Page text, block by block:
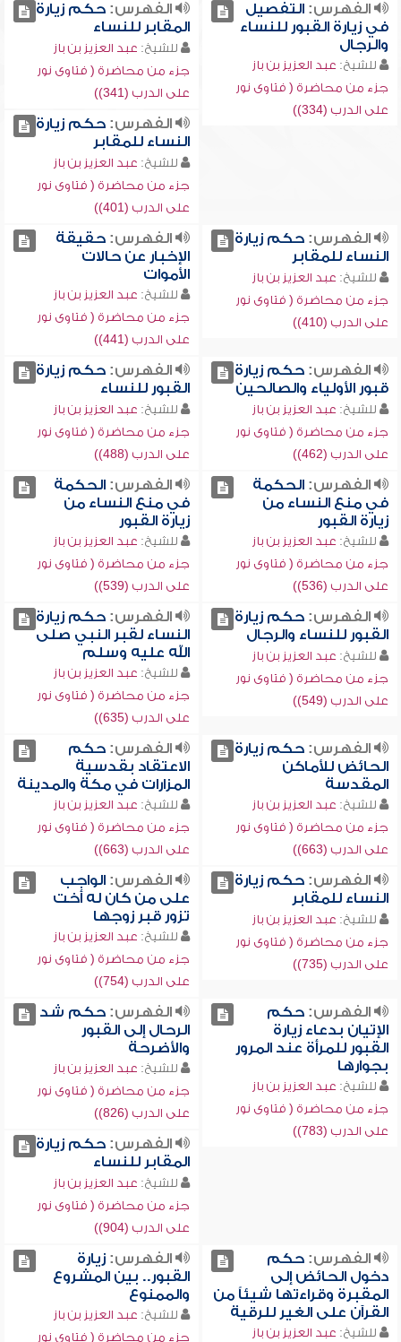
الفهرس:التفصيل
في زيارة القبور للنساء
والرجال
للشيخ: عبد العزيز بن باز
جزء من محاضرة ( فتاوى نور
على الدرب (334))
الفهرس:حكم زيارة
المقابر للنساء
للشيخ: عبد العزيز بن باز
جزء من محاضرة ( فتاوى نور
على الدرب (341))
الفهرس:حكم زيارة
النساء للمقابر
للشيخ: عبد العزيز بن باز
جزء من محاضرة ( فتاوى نور
على الدرب (401))
الفهرس:حكم زيارة
النساء للمقابر
للشيخ: عبد العزيز بن باز
جزء من محاضرة ( فتاوى نور
على الدرب (410))
الفهرس:حقيقة
الإخبار عن حالات
الأموات
للشيخ: عبد العزيز بن باز
جزء من محاضرة ( فتاوى نور
على الدرب (441))
الفهرس:حكم زيارة
قبور الأولياء والصالحين
للشيخ: عبد العزيز بن باز
جزء من محاضرة ( فتاوى نور
على الدرب (462))
الفهرس:حكم زيارة
القبور للنساء
للشيخ: عبد العزيز بن باز
جزء من محاضرة ( فتاوى نور
على الدرب (488))
الفهرس:الحكمة
في منع النساء من
زيارة القبور
للشيخ: عبد العزيز بن باز
جزء من محاضرة ( فتاوى نور
على الدرب (536))
الفهرس:الحكمة
في منع النساء من
زيارة القبور
للشيخ: عبد العزيز بن باز
جزء من محاضرة ( فتاوى نور
على الدرب (539))
الفهرس:حكم زيارة
القبور للنساء والرجال
للشيخ: عبد العزيز بن باز
جزء من محاضرة ( فتاوى نور
على الدرب (549))
الفهرس:حكم زيارة
النساء لقبر النبي صلى
الله عليه وسلم
للشيخ: عبد العزيز بن باز
جزء من محاضرة ( فتاوى نور
على الدرب (635))
الفهرس:حكم زيارة
الحائض للأماكن
المقدسة
للشيخ: عبد العزيز بن باز
جزء من محاضرة ( فتاوى نور
على الدرب (663))
الفهرس:حكم
الاعتقاد بقدسية
المزارات في مكة والمدينة
للشيخ: عبد العزيز بن باز
جزء من محاضرة ( فتاوى نور
على الدرب (663))
الفهرس:حكم زيارة
النساء للمقابر
للشيخ: عبد العزيز بن باز
جزء من محاضرة ( فتاوى نور
على الدرب (735))
الفهرس:الواجب
على من كان له أخت
تزور قبر زوجها
للشيخ: عبد العزيز بن باز
جزء من محاضرة ( فتاوى نور
على الدرب (754))
الفهرس:حكم
الإتيان بدعاء زيارة
القبور للمرأة عند المرور
بجوارها
للشيخ: عبد العزيز بن باز
جزء من محاضرة ( فتاوى نور
على الدرب (783))
الفهرس:حكم شد
الرحال إلى القبور
والأضرحة
للشيخ: عبد العزيز بن باز
جزء من محاضرة ( فتاوى نور
على الدرب (826))
الفهرس:حكم زيارة
المقابر للنساء
للشيخ: عبد العزيز بن باز
جزء من محاضرة ( فتاوى نور
على الدرب (904))
الفهرس:حكم
دخول الحائض إلى
المقبرة وقراءتها شيئاً من
القرآن على الغير للرقية
للشيخ: عبد العزيز بن باز
الفهرس:زيارة
القبور.. بين المشروع
والممنوع
للشيخ: عبد العزيز بن باز
جزء من محاضرة ( فتاوى نور